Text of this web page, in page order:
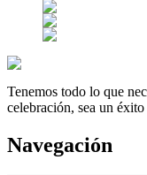
Tenemos todo lo que
celebración, sea un
Navegación